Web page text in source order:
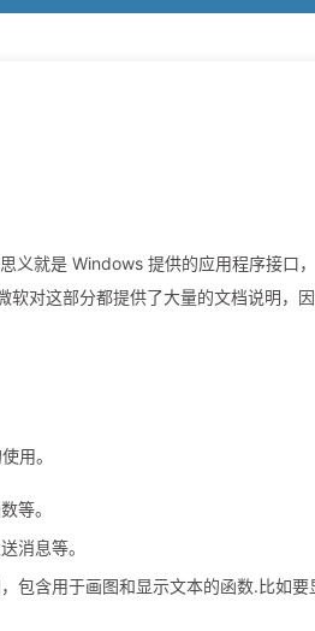
义就是 Windows 提供的应用程序接口
软对这部分都提供了大量的文档说明，
用。
等。
消息等。
，包含用于画图和显示文本的函数.比如要